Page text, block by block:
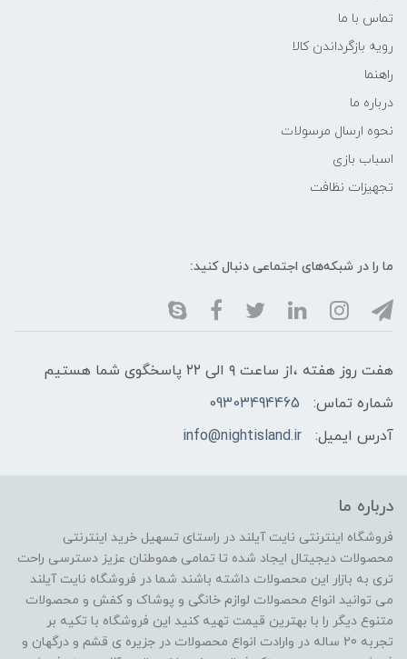
تماس با ما
رویه بازگرداندن کالا
راهنما
درباره ما
نحوه ارسال مرسولات
اسباب بازی
تجهیزات نظافت
ما را در شبکه‌های اجتماعی دنبال کنید:
هفت روز هفته ،از ساعت ۹ الی ۲۲ پاسخگوی شما هستیم
شماره تماس:
09303494465
آدرس ایمیل:
info@nightisland.ir
درباره ما
فروشگاه اینترنتی نایت آیلند در راستای تسهیل خرید اینترنتی
محصولات دیجیتال ایجاد شده تا تمامی هموطنان عزیز دسترسی راحت
تری به بازار این محصولات داشته باشند شما در فروشگاه نایت آیلند
می توانید انواع محصولات لوازم خانگی و پوشاک و کفش و محصولات
متنوع دیگر را با بهترین قیمت تهیه کنید این فروشگاه با تکیه بر
تجربه 20 ساله در وارادت انواع محصولات در جزیره ی قشم و درگهان و